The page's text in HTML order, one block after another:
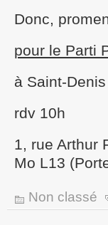
Donc,
pour le Parti
à Saint-
rdv 10h
1, rue Arthur
Mo L13
Non classé